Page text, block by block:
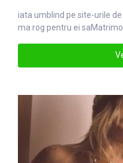
iata umblind pe site-urile de
ma rog pentru ei